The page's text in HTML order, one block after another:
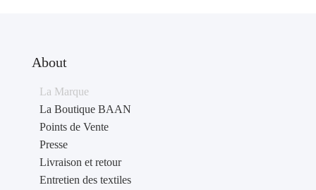
About
La Marque
La Boutique BAAN
Points de Vente
Presse
Livraison et retour
Entretien des textiles